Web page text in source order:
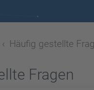
Häufig gestellte
Fragen